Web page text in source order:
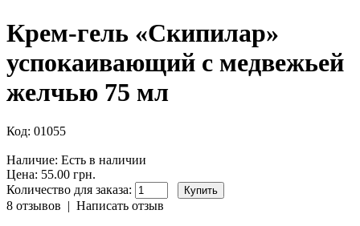
Крем-гель «Скипилар»
успокаивающий с медвежьей
желчью 75 мл
Код: 01055
Наличие: Есть в наличии
Цена: 55.00 грн.
Количество для заказа:
8 отзывов | Написать отзыв